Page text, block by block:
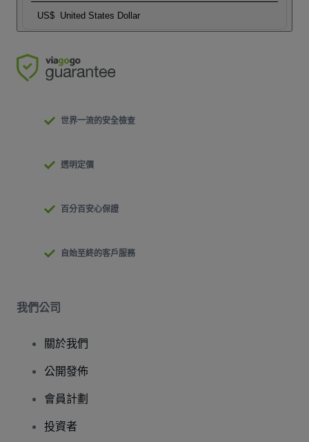
US$ United States Dollar
世界一流的安全檢查
透明定價
百分百安心保證
自始至終的客戶服務
我們公司
關於我們
公開發佈
會員計劃
投資者